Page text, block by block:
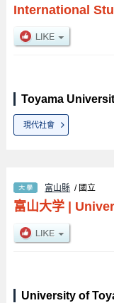
International
Toyama
現代社會
富山縣 / 國立
富山大学|
University of